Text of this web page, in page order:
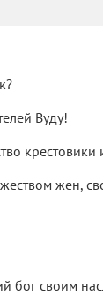
Вуду!
крестовики
жен,
бог своим